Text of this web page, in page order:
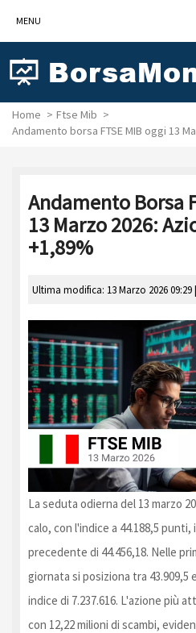
MENU
Home
Ftse Mib
Andamento borsa FTSE MIB oggi 13
Andamento Borsa
13 Marzo 2026:
+1,89%
Ultima modifica: 13 Marzo 2026 09:29 |
La seduta odierna del 13 marzo
calo, con l'indice a 44.188,5
precedente di 44.456,18. Nelle
giornata si posiziona tra 43.909,5
indice di 7.237.616. L'azione più
con 12,22 milioni di scambi,